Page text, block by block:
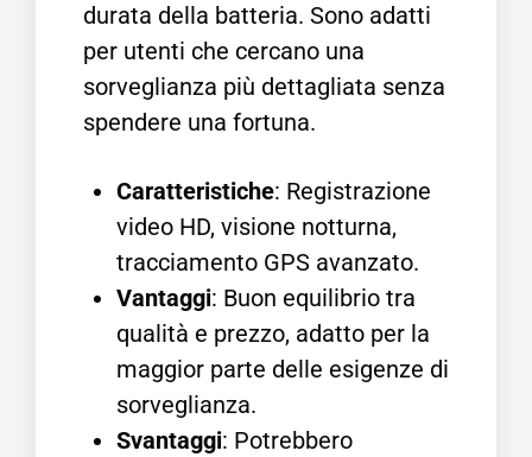
durata della batteria. Sono adatti
per utenti che cercano una
sorveglianza più dettagliata senza
spendere una fortuna.
Caratteristiche: Registrazione
video HD, visione notturna,
tracciamento GPS avanzato.
Vantaggi: Buon equilibrio tra
qualità e prezzo, adatto per la
maggior parte delle esigenze di
sorveglianza.
Svantaggi: Potrebbero